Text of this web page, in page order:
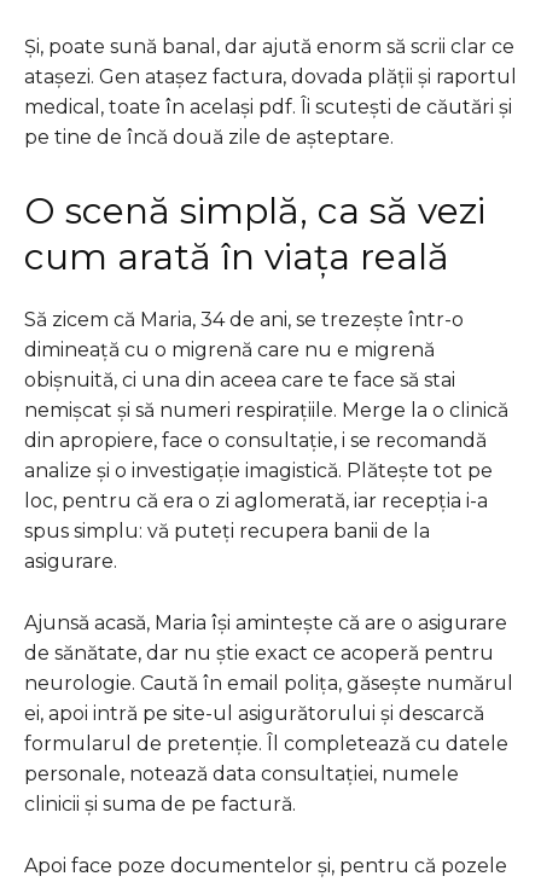
Și, poate sună banal, dar ajută enorm să scrii clar ce
atașezi. Gen atașez factura, dovada plății și raportul
medical, toate în același pdf. Îi scutești de căutări și
pe tine de încă două zile de așteptare.
O scenă simplă, ca să vezi
cum arată în viața reală
Să zicem că Maria, 34 de ani, se trezește într-o
dimineață cu o migrenă care nu e migrenă
obișnuită, ci una din aceea care te face să stai
nemișcat și să numeri respirațiile. Merge la o clinică
din apropiere, face o consultație, i se recomandă
analize și o investigație imagistică. Plătește tot pe
loc, pentru că era o zi aglomerată, iar recepția i-a
spus simplu: vă puteți recupera banii de la
asigurare.
Ajunsă acasă, Maria își amintește că are o asigurare
de sănătate, dar nu știe exact ce acoperă pentru
neurologie. Caută în email polița, găsește numărul
ei, apoi intră pe site-ul asigurătorului și descarcă
formularul de pretenție. Îl completează cu datele
personale, notează data consultației, numele
clinicii și suma de pe factură.
Apoi face poze documentelor și, pentru că pozele